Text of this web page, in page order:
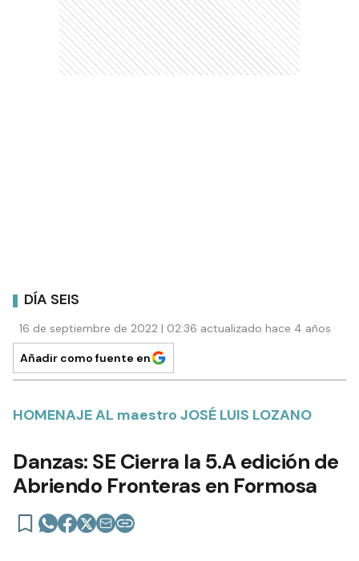
DÍA SEIS
16 de septiembre de 2022 | 02:36 actualizado hace 4 años
Añadir como fuente en
HOMENAJE AL maestro JOSÉ LUIS LOZANO
Danzas: SE Cierra la 5.A edición de
Abriendo Fronteras en Formosa